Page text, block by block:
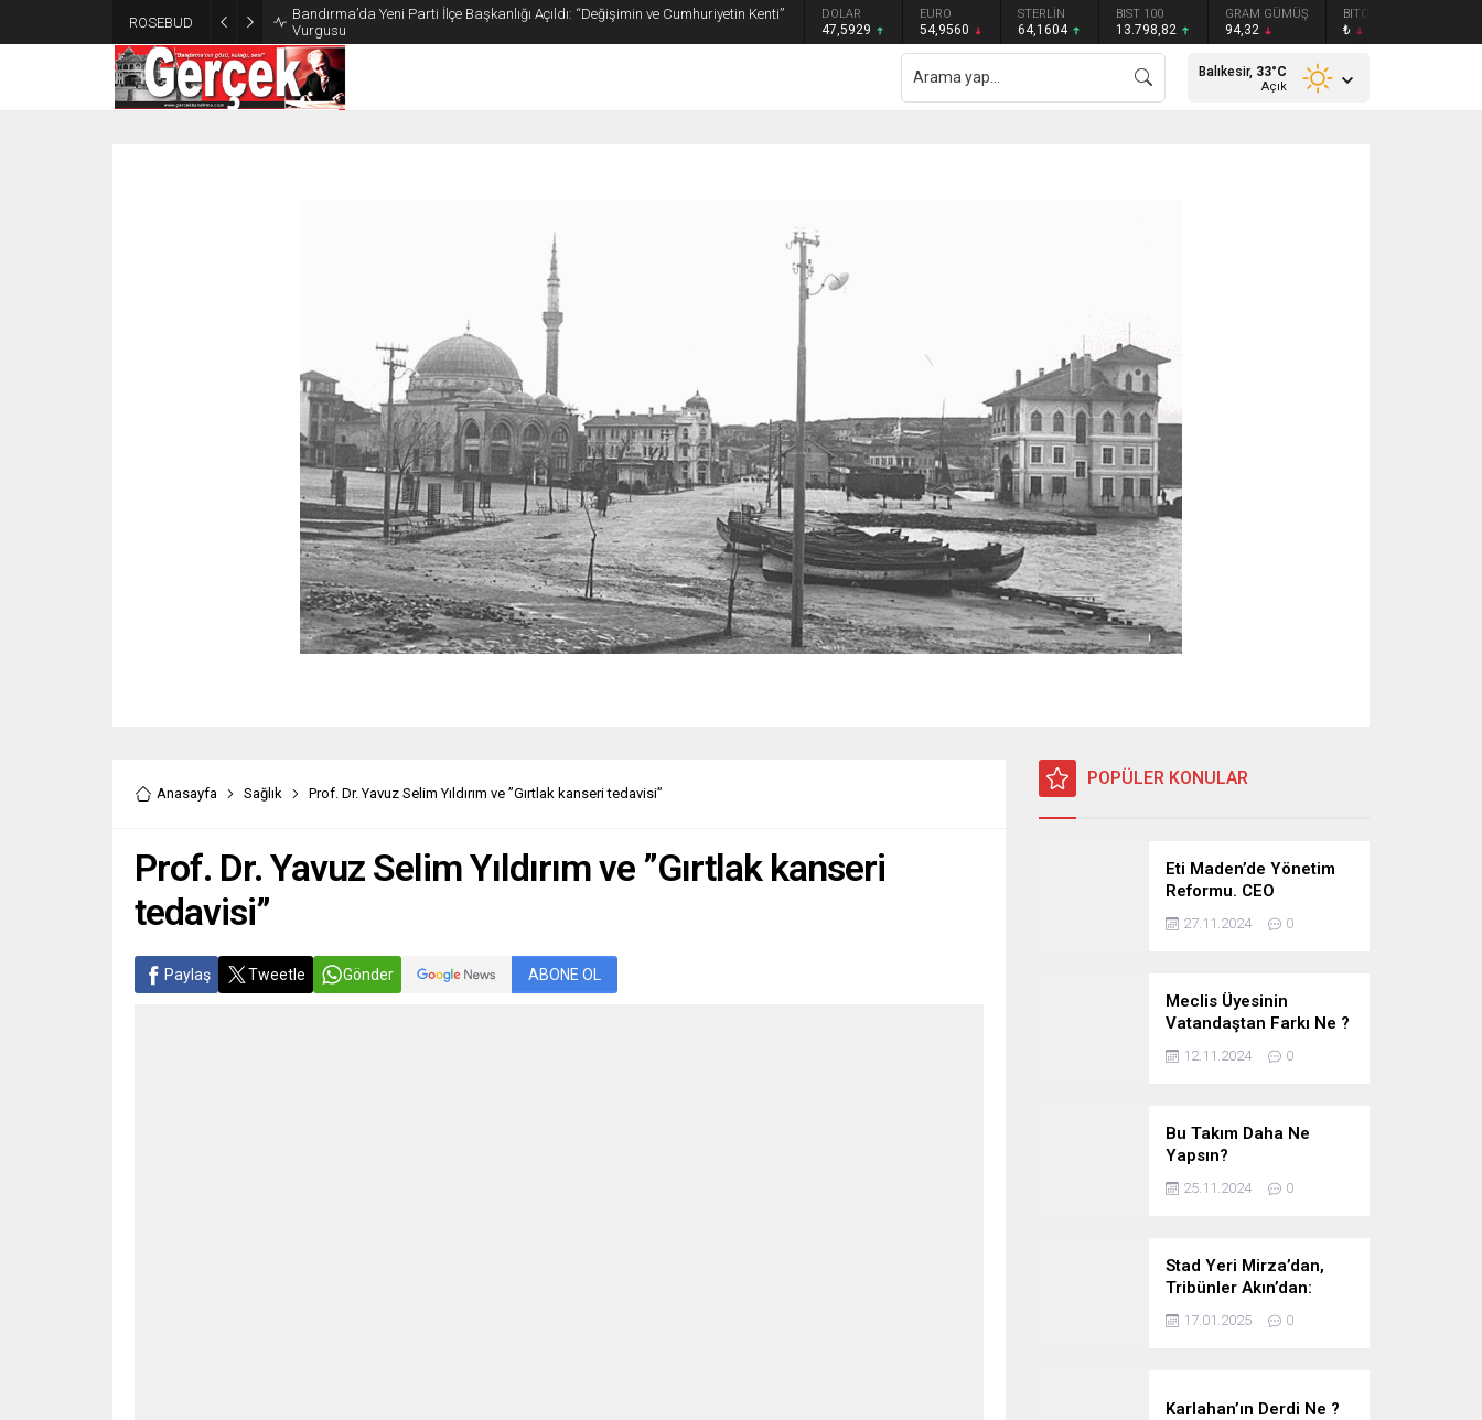
ROSEBUD
Bandırma’da Yeni Parti İlçe Başkanlığı Açıldı: “Değişimin ve Cumhuriyetin Kenti”
Vurgusu
GRAM ALTIN DOLAR
47,5929
EURO
54,9560
STERLİN
64,1604
BIST 100
13.798,82
GRAM GÜMÜŞ
94,32
BITCOIN
₺
Balıkesir, 33°C
Açık
Anasayfa Sağlık Prof. Dr. Yavuz Selim Yıldırım ve ”Gırtlak kanseri tedavisi”
Prof. Dr. Yavuz Selim Yıldırım ve ”Gırtlak kanseri
tedavisi”
Paylaş Tweetle Gönder ABONE OL
POPÜLER KONULAR
Eti Maden’de Yönetim
Reformu. CEO
Modeli’nde Kadro /
Taşeron İşçilik Ayrımı
27.11.2024 0
Meclis Üyesinin
Vatandaştan Farkı Ne ?
12.11.2024 0
Bu Takım Daha Ne
Yapsın?
25.11.2024 0
Stad Yeri Mirza’dan,
Tribünler Akın’dan:
Geriye Bakanlık Kaldı.
17.01.2025 0
Karlahan’ın Derdi Ne ?